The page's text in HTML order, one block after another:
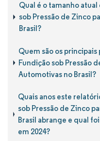
Qual é o tamanho
sob Pressão de Zinco
Brasil?
Quem são os
Fundição sob Pressão
Automotivas no Brasil?
Quais anos este
sob Pressão de Zinco
Brasil abrange e qual
em 2024?